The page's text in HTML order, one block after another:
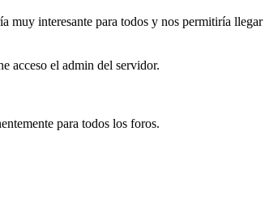
interesante para todos y nos permitiría
acceso el admin del servidor.
para todos los foros.